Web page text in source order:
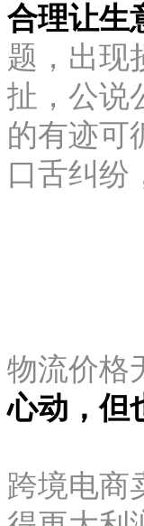
合理让生
题，出现
扯，公说
的有迹可
口舌纠纷
物流价格
心动，但
跨境电商